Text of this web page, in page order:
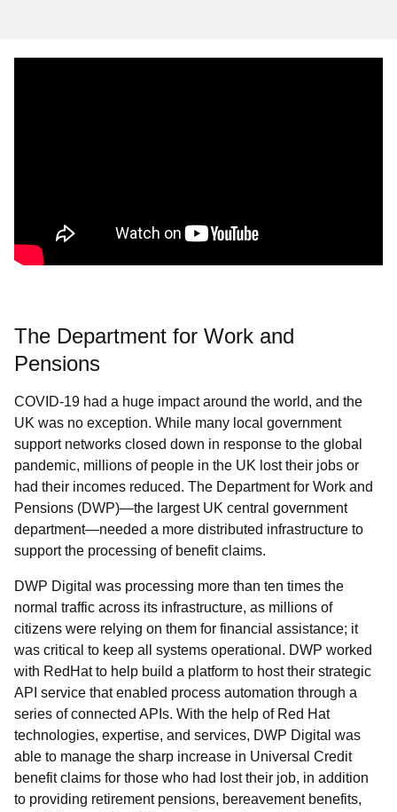
The Department for Work and
Pensions
COVID-19 had a huge impact around the world, and the
UK was no exception. While many local government
support networks closed down in response to the global
pandemic, millions of people in the UK lost their jobs or
had their incomes reduced. The Department for Work and
Pensions (DWP)—the largest UK central government
department—needed a more distributed infrastructure to
support the processing of benefit claims.
DWP Digital was processing more than ten times the
normal traffic across its infrastructure, as millions of
citizens were relying on them for financial assistance; it
was critical to keep all systems operational. DWP worked
with RedHat to help build a platform to host their strategic
API service that enabled process automation through a
series of connected APIs. With the help of Red Hat
technologies, expertise, and services, DWP Digital was
able to manage the sharp increase in Universal Credit
benefit claims for those who had lost their job, in addition
to providing retirement pensions, bereavement benefits,